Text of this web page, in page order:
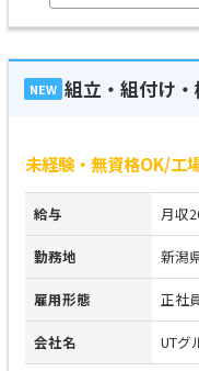
NEW 組立・組付け
未経験・無資格OK/工
給与 月収
勤務地 新潟
雇用形態 正社
会社名 UTグ